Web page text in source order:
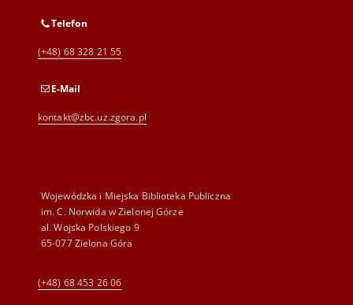
Telefon
(+48) 68 328 21 55
E-Mail
kontakt@zbc.uz.zgora.pl
Wojewódzka i Miejska Biblioteka Publiczna
im. C. Norwida w Zielonej Górze
al. Wojska Polskiego 9
65-077 Zielona Góra
(+48) 68 453 26 06